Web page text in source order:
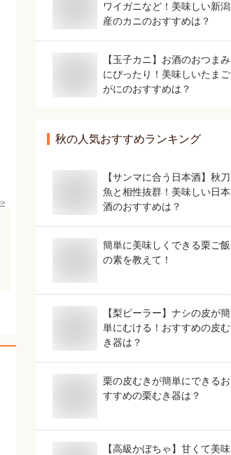
ワイガニなど！美味しい新潟
産のカニのおすすめは？
【玉子カニ】お酒のおつまみ
にぴったり！美味しいたまご
がにのおすすめは？
秋の人気おすすめランキング
【サンマに合う日本酒】秋刀
魚と相性抜群！美味しい日本
酒のおすすめは？
簡単に美味しくできる栗ご飯
の素を教えて！
【梨ピーラー】ナシの皮が簡
単にむける！おすすめの皮む
き器は？
栗の皮むきが簡単にできるお
すすめの栗むき器は？
【高級かぼちゃ】甘くて美味